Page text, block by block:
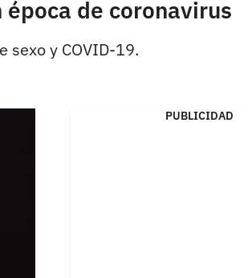
época de coronavirus
sexo y COVID-19.
PUBLICIDAD